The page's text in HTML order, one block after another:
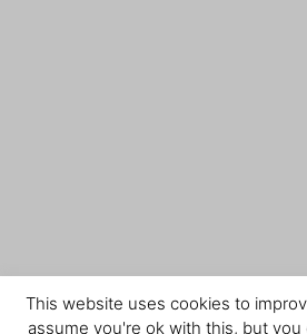
This website uses cookies to
assume you're ok with this, but